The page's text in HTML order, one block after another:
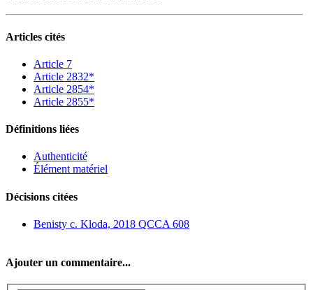
Articles cités
Article 7
Article 2832*
Article 2854*
Article 2855*
Définitions liées
Authenticité
Élément matériel
Décisions citées
Benisty c. Kloda, 2018 QCCA 608
Ajouter un commentaire...